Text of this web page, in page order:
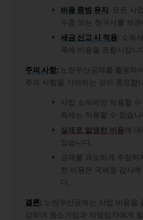
비용 증빙 유지 : 모든 사
수증 또는 청구서를 보관
세금 신고 시 적용: 소득
목에 비용을 포함시킵니
주의 사항: 노란우산공제를 활용하
주의 사항을 기억하는 것이 중요합
사업 소득에만 적용할
득에는 적용할 수 없습니
실제로 발생한 비용에
있습니다.
공제를 과도하게 주장하
한 비용은 국세청 감사에
다.
결론: 노란우산공제는 사업 비용을
감하여 중소기업과 자영업자에게